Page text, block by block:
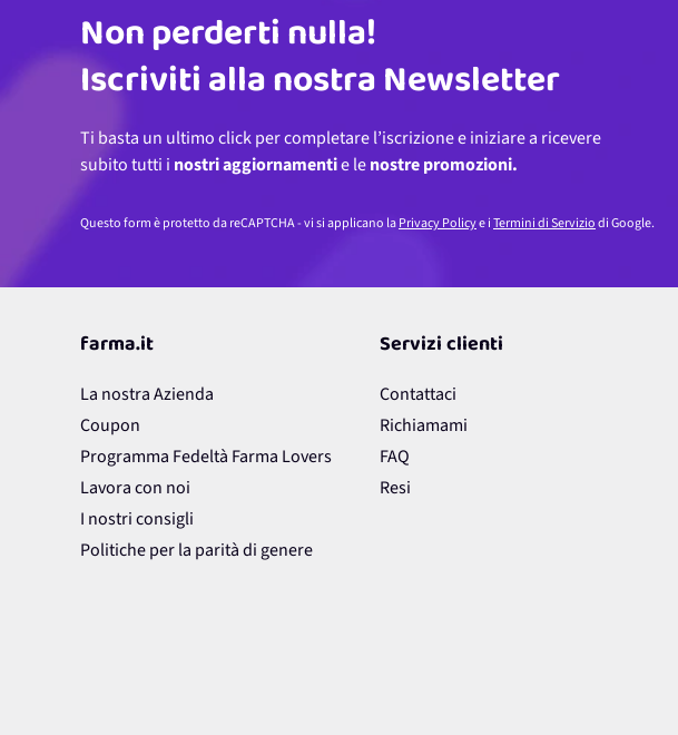
Indirizzo email
Non perderti nulla!
Iscriviti alla nostra Newsletter
Ti basta un ultimo click per completare l’iscrizione e iniziare a ricevere
subito tutti i nostri aggiornamentie lenostre promozioni.
Questo form è protetto da reCAPTCHA - vi si applicano laPrivacy Policye iTermini di Serviziodi Google.
farma.it
La nostra Azienda
Coupon
Programma Fedeltà Farma Lovers
Lavora con noi
I nostri consigli
Politiche per la parità di genere
Servizi clienti
Contattaci
Richiamami
FAQ
Resi